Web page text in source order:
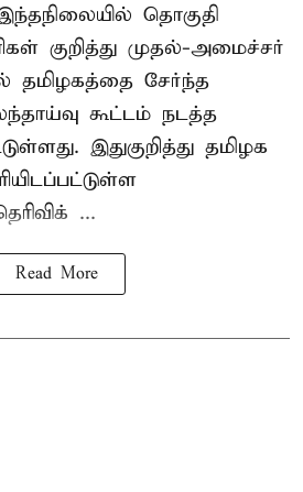
தொகுதி
குறித்து முதல்-அமைச்சர்
தமிழகத்தை சேர்ந்த
கூட்டம் நடத்த
இதுகுறித்து தமிழக
...
Read More